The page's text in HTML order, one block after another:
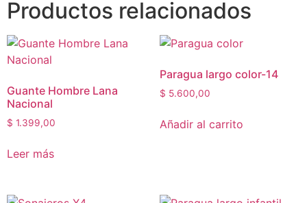
Productos relacionados
Guante Hombre Lana
Nacional
$ 1.399,00
Leer más
Paragua largo color-14
$ 5.600,00
Añadir al carrito